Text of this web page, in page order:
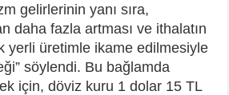
gelirlerinin yanı sıra,
daha fazla artması ve ithalatın
yerli üretimle ikame edilmesiyle
söylendi. Bu bağlamda
için, döviz kuru 1 dolar 15 TL